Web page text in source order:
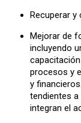
Recuperar y
Mejorar de
incluyendo
procesos y
y
tendientes
integran el